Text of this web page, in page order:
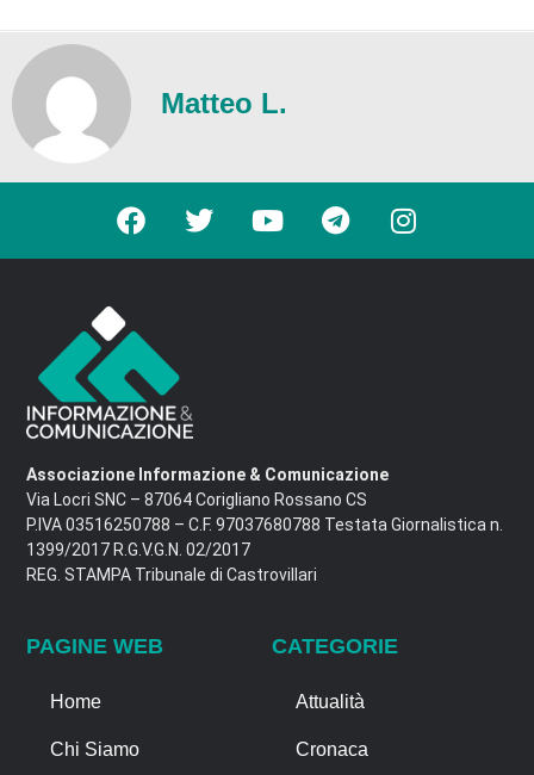
Matteo L.
Associazione Informazione & Comunicazione
Via Locri SNC – 87064 Corigliano Rossano CS
P.IVA 03516250788 – C.F. 97037680788 Testata Giornalistica n.
1399/2017 R.G.V.G.N. 02/2017
REG. STAMPA Tribunale di Castrovillari
PAGINE WEB
Home
Chi Siamo
CATEGORIE
Attualità
Cronaca